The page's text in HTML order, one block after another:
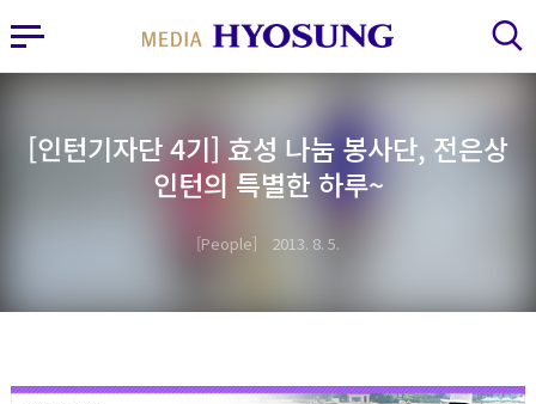
MY FRIEND HYOSUNG
사이드바 열기 검색 레이어 열기
[인턴기자단 4기] 효성 나눔 봉사단, 전은상
인턴의 특별한 하루~
People 2013. 8. 5.